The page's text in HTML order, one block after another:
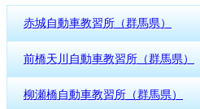
赤城自動車教習所（群馬県）
前橋天川自動車教習所（群馬県）
柳瀬橋自動車教習所（群馬県）